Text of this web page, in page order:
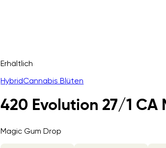
Erhältlich
HybridCannabis Blüten
420 Evolution 27/1 CA
Magic Gum Drop